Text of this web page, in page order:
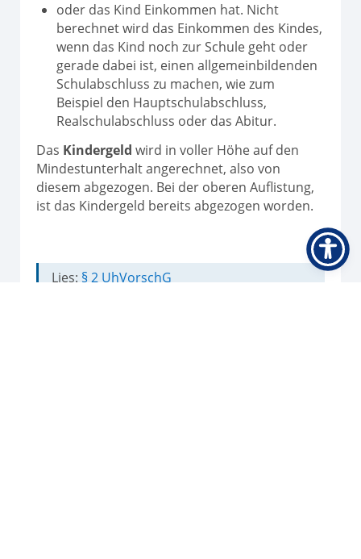
oder das Kind Einkommen hat. Nicht
berechnet wird das Einkommen des Kindes,
wenn das Kind noch zur Schule geht oder
gerade dabei ist, einen allgemeinbildenden
Schulabschluss zu machen, wie zum
Beispiel den Hauptschulabschluss,
Realschulabschluss oder das Abitur.
Das Kindergeld wird in voller Höhe auf den
Mindestunterhalt angerechnet, also von
diesem abgezogen. Bei der oberen Auflistung,
ist das Kindergeld bereits abgezogen worden.
Lies: § 2 UhVorschG